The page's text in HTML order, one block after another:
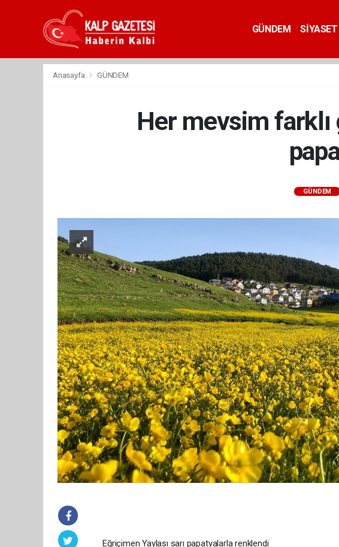
GÜNDEM SİYASET
Anasayfa GÜNDEM
Her mevsim farklı
GÜNDEM
Eğriçimen Yaylası sarı papatyalarla renklendi